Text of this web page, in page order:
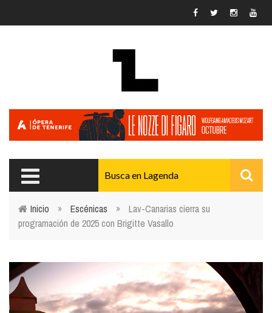
Usted está aquí
Inicio » Escénicas »
Lav-Canarias cierra su
programación de 2025 con Brigitte Vasallo